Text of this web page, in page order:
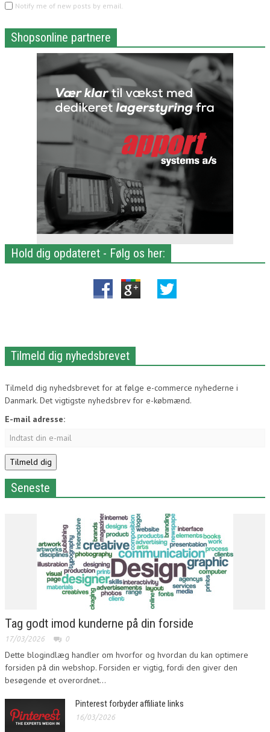
Notify me of new posts by email.
Shopsonline partnere
Hold dig opdateret - Følg os her:
Tilmeld dig nyhedsbrevet
Tilmeld dig nyhedsbrevet for at følge e-commerce nyhederne i
Danmark. Det vigtigste nyhedsbrev for e-købmænd.
E-mail adresse:
Seneste
Tag godt imod kunderne på din forside
17/03/2026 0
Dette blogindlæg handler om hvorfor og hvordan du kan optimere
forsiden på din webshop. Forsiden er vigtig, fordi den giver den
besøgende et overordnet...
Pinterest forbyder affiliate links
16/03/2026